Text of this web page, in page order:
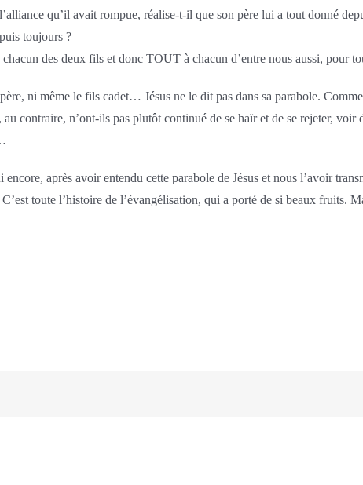
qu’il avait rompue, réalise-t-il que son père lui a tout donné
toujours ?
des deux fils et donc TOUT à chacun d’entre nous aussi, pour
ni même le fils cadet… Jésus ne le dit pas dans sa parabole.
contraire, n’ont-ils pas plutôt continué de se haïr et de se rejeter,
après avoir entendu cette parabole de Jésus et nous l’avoir
toute l’histoire de l’évangélisation, qui a porté de si beaux fruits.